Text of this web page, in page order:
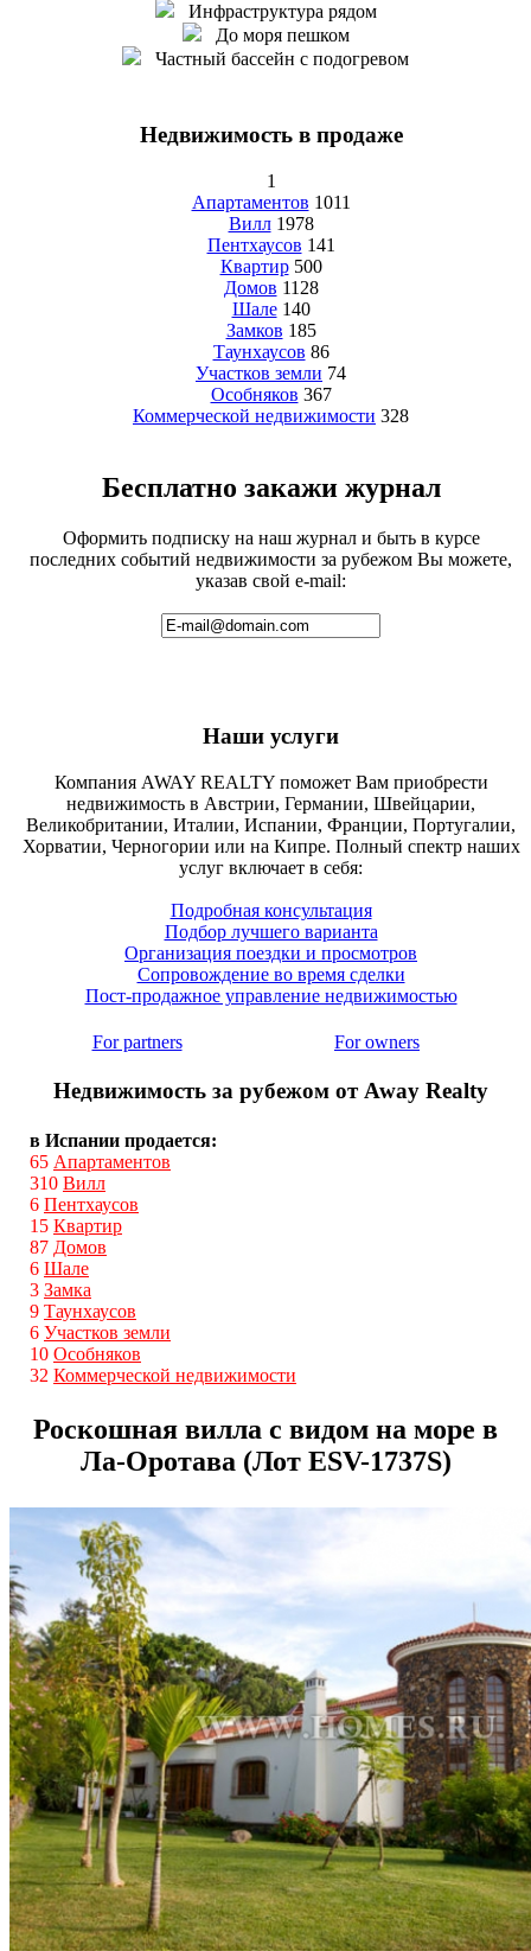
Инфраструктура рядом
До моря пешком
Частный бассейн с подогревом
Недвижимость в продаже
1
Апартаментов 1011
Вилл 1978
Пентхаусов 141
Квартир 500
Домов 1128
Шале 140
Замков 185
Таунхаусов 86
Участков земли 74
Особняков 367
Коммерческой недвижимости 328
Бесплатно закажи журнал
Оформить подписку на наш журнал и быть в курсе
последних событий недвижимости за рубежом Вы можете,
указав свой e-mail:
Наши услуги
Компания AWAY REALTY поможет Вам приобрести
недвижимость в Австрии, Германии, Швейцарии,
Великобритании, Италии, Испании, Франции, Португалии,
Хорватии, Черногории или на Кипре. Полный спектр наших
услуг включает в себя:
Подробная консультация
Подбор лучшего варианта
Организация поездки и просмотров
Сопровождение во время сделки
Пост-продажное управление недвижимостью
For partners For owners
Недвижимость за рубежом от Away Realty
в Испании продается:
65 Апартаментов
310 Вилл
6 Пентхаусов
15 Квартир
87 Домов
6 Шале
3 Замка
9 Таунхаусов
6 Участков земли
10 Особняков
32 Коммерческой недвижимости
Роскошная вилла с видом на море в
Ла-Оротава (Лот ESV-1737S)